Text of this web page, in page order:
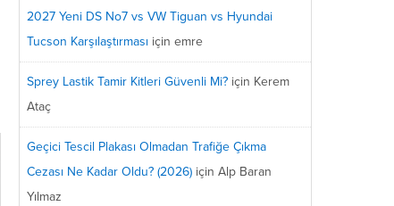
2027 Yeni DS No7 vs VW Tiguan vs Hyundai
Tucson Karşılaştırması için emre
Sprey Lastik Tamir Kitleri Güvenli Mi? için Kerem
Ataç
Geçici Tescil Plakası Olmadan Trafiğe Çıkma
Cezası Ne Kadar Oldu? (2026) için Alp Baran
Yılmaz